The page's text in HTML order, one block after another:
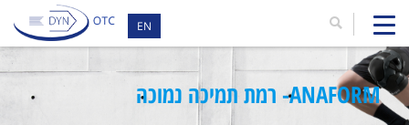
EN
ANAFORM- רמת תמיכה נמוכה